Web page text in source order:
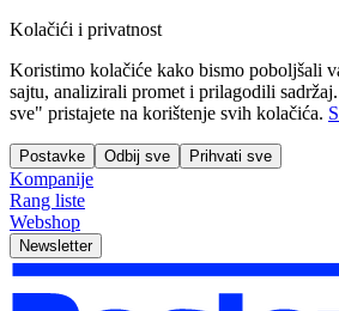
Kolačići i privatnost
Koristimo kolačiće kako bismo poboljšali
sajtu, analizirali promet i prilagodili
sve" pristajete na korištenje svih kolačića.
Postavke Odbij sve Prihvati sve
Kompanije
Rang liste
Webshop
Newsletter